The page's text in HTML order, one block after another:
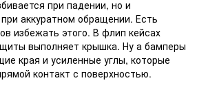
при падении, но и
аккуратном обращении. Есть
избежать этого. В флип кейсах
выполняет крышка. Ну а бамперы
края и усиленные углы, которые
контакт с поверхностью.